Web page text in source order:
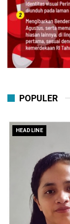
POPULER
HEADLINE